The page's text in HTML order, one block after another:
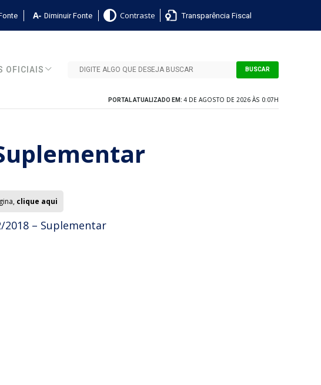
Diminuir Fonte Contraste Transparência Fiscal
OFICIAIS BUSCAR
PORTAL ATUALIZADO EM: 4 DE AGOSTO DE 2026 ÀS 0:07H
clique aqui
2018 – Suplementar